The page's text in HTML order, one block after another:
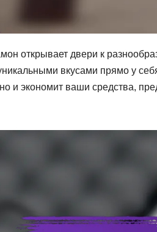
открывает двери к
вкусами прямо у
и экономит ваши средства,